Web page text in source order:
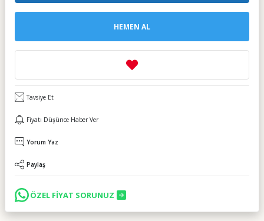
HEMEN AL
Tavsiye Et
Fiyatı Düşünce Haber Ver
Yorum Yaz
Paylaş
ÖZEL FİYAT SORUNUZ